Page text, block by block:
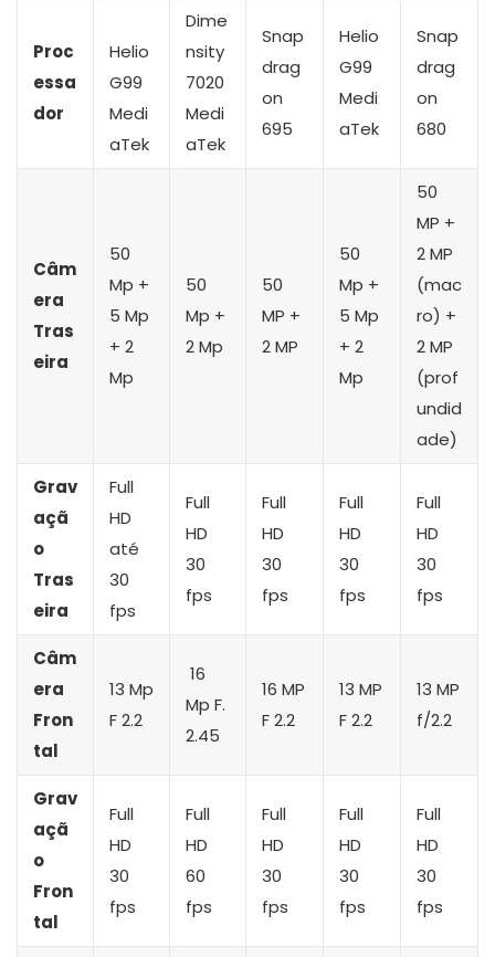
Proc
essa
dor
Helio
G99
Medi
aTek
Dime
nsity
7020
Medi
aTek
Snap
drag
on
695
Helio
G99
Medi
aTek
Snap
drag
on
680
Câm
era
Tras
eira
50
Mp +
5 Mp
+ 2
Mp
50
Mp +
2 Mp
50
MP +
2 MP
50
Mp +
5 Mp
+ 2
Mp
50
MP +
2 MP
(mac
ro) +
2 MP
(prof
undid
ade)
Grav
açã
o
Tras
eira
Full
HD
até
30
fps
Full
HD
30
fps
Full
HD
30
fps
Full
HD
30
fps
Full
HD
30
fps
Câm
era
Fron
tal
13 Mp
F 2.2
16
Mp F.
2.45
16 MP
F 2.2
13 MP
F 2.2
13 MP
f/2.2
Grav
açã
o
Fron
tal
Full
HD
30
fps
Full
HD
60
fps
Full
HD
30
fps
Full
HD
30
fps
Full
HD
30
fps